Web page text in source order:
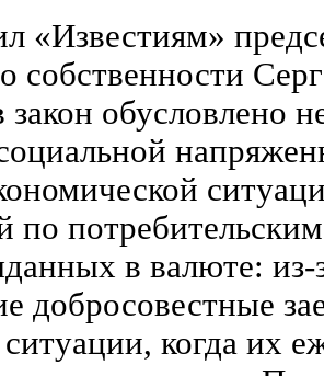
«Известиям»
собственности
закон обусловлено
по
в валюте: из-
добросовестные
когда их